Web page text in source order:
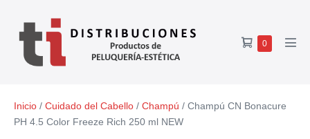
0
Inicio / Cuidado del Cabello / Champú / Champú CN Bonacure
PH 4.5 Color Freeze Rich 250 ml NEW